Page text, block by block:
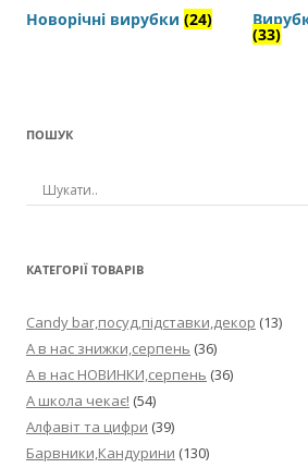
Новорічні вирубки (24)
(33)
ПОШУК
КАТЕГОРІЇ ТОВАРІВ
Candy bar,посуд,підставки,декор (13)
А в нас знижки,серпень (36)
А в нас НОВИНКИ,серпень (36)
А школа чекає! (54)
Алфавіт та цифри (39)
Барвники,Кандурини (130)